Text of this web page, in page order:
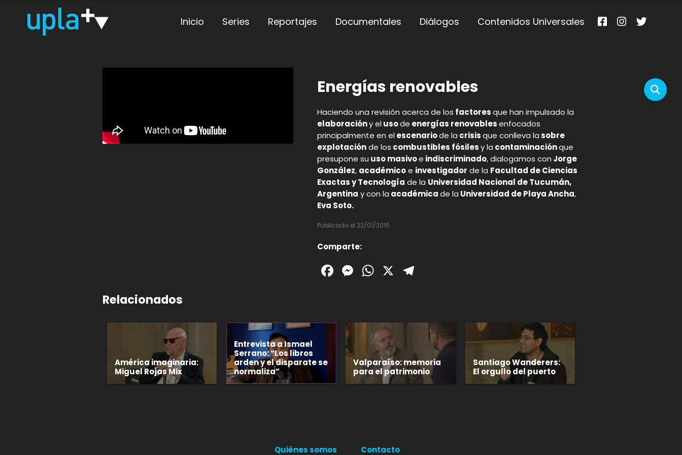
Inicio Series Reportajes Documentales Diálogos Contenidos Universales
Energías renovables
Haciendo una revisión acerca de los factoresque han impulsado la
elaboracióny elusode energías renovablesenfocados
principalmente en elescenariode la crisisque conlleva lasobre
explotaciónde los combustibles fósilesy la contaminaciónque
presupone su uso masivoe indiscriminado, dialogamos con Jorge
González, académicoe investigador de la Facultad de Ciencias
Exactas y Tecnología de la Universidad Nacional de Tucumán,
Argentina y con la académicade la Universidad de Playa Ancha,
Eva Soto.
Publicado el 22/01/2016.
Comparte:
Facebook
Messenger
WhatsApp
X
Relacionados
América imaginaria:
Miguel Rojas Mix
Entrevista a Ismael
Serrano: “Los libros
arden y el disparate se
normaliza”
Valparaíso: memoria
para el patrimonio
Santiago Wanderers:
El orgullo del puerto
Quiénes somos Contacto